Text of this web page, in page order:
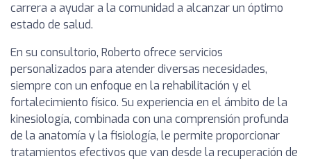
carrera a ayudar a la comunidad a alcanzar un óptimo
estado de salud.
En su consultorio, Roberto ofrece servicios
personalizados para atender diversas necesidades,
siempre con un enfoque en la rehabilitación y el
fortalecimiento físico. Su experiencia en el ámbito de la
kinesiología, combinada con una comprensión profunda
de la anatomía y la fisiología, le permite proporcionar
tratamientos efectivos que van desde la recuperación de